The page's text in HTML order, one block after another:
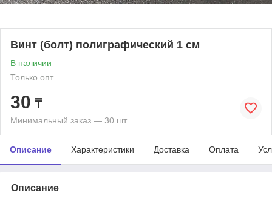
Винт (болт) полиграфический 1 см
В наличии
Только опт
30 ₸
Минимальный заказ — 30 шт.
Описание Характеристики Доставка Оплата
Описание